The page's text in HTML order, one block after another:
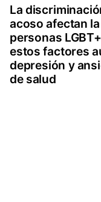
La
acoso afectan
personas
estos factores
depresión y
de salud